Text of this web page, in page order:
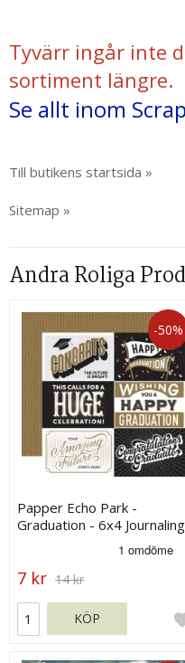
Tyvärr ingår inte
sortiment längre.
Se allt inom
Till butikens startsida »
Sitemap »
Andra Roliga
-50%
Papper Echo Park -
Graduation - 6x4 Journaling
7 kr 14 kr
KÖP